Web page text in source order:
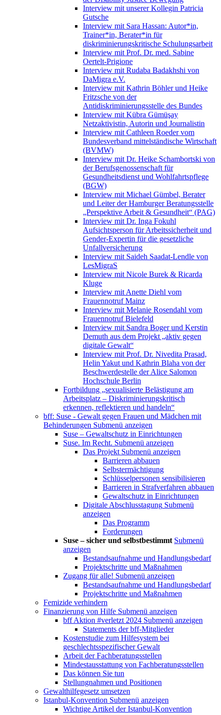
Interview mit unserer Kollegin Patricia
Gutsche
Interview mit Sara Hassan: Autor*in,
Trainer*in, Berater*in für
diskriminierungskritische Schulungsarbeit
Interview mit Prof. Dr. med. Sabine
Oertelt-Prigione
Interview mit Rudaba Badakhshi von
DaMigra e.V.
Interview mit Kathrin Böhler und Heike
Fritzsche von der
Antidiskriminierungsstelle des Bundes
Interview mit Kübra Gümüşay
Netzaktivistin, Autorin und Journalistin
Interview mit Cathleen Roeder vom
Bundesverband mittelständische Wirtschaft
(BVMW)
Interview mit Dr. Heike Schambortski von
der Berufsgenossenschaft für
Gesundheitsdienst und Wohlfahrtspflege
(BGW)
Interview mit Michael Gümbel, Berater
und Leiter der Hamburger Beratungsstelle
„Perspektive Arbeit & Gesundheit“ (PAG)
Interview mit Dr. Inga Fokuhl
Aufsichtsperson für Arbeitssicherheit und
Gender-Expertin für die gesetzliche
Unfallversicherung
Interview mit Saideh Saadat-Lendle von
LesMigraS
Interview mit Nicole Burek & Ricarda
Kluge
Interview mit Anette Diehl vom
Frauennotruf Mainz
Interview mit Melanie Rosendahl vom
Frauennotruf Bielefeld
Interview mit Sandra Boger und Kerstin
Demuth aus dem Projekt „aktiv gegen
digitale Gewalt“
Interview mit Prof. Dr. Nivedita Prasad,
Helin Yakut und Kathrin Blaha von der
Beschwerdestelle der Alice Salomon
Hochschule Berlin
Fortbildung „sexualisierte Belästigung am
Arbeitsplatz – Diskriminierungskritisch
erkennen, reflektieren und handeln“
bff: Suse - Gewalt gegen Frauen und Mädchen mit
Behinderungen Submenü anzeigen
Suse – Gewaltschutz in Einrichtungen
Suse. Im Recht. Submenü anzeigen
Das Projekt Submenü anzeigen
Barrieren abbauen
Selbstermächtigung
Schlüsselpersonen sensibilisieren
Barrieren in Strafverfahren abbauen
Gewaltschutz in Einrichtungen
Digitale Abschlusstagung Submenü
anzeigen
Das Programm
Forderungen
Suse – sicher und selbstbestimmt Submenü
anzeigen
Bestandsaufnahme und Handlungsbedarf
Projektschritte und Maßnahmen
Zugang für alle! Submenü anzeigen
Bestandsaufnahme und Handlungsbedarf
Projektschritte und Maßnahmen
Femizide verhindern
Finanzierung von Hilfe Submenü anzeigen
bff Aktion #verletzt 2024 Submenü anzeigen
Statements der bff-Mitglieder
Kostenstudie zum Hilfesystem bei
geschlechtsspezifischer Gewalt
Arbeit der Fachberatungsstellen
Mindestausstattung von Fachberatungsstellen
Das können Sie tun
Stellungnahmen und Positionen
Gewalthilfegesetz umsetzen
Istanbul-Konvention Submenü anzeigen
Wichtige Artikel der Istanbul-Konvention